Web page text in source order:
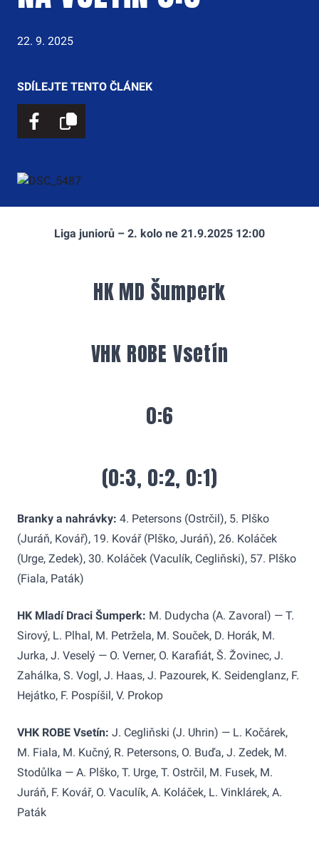
22. 9. 2025
SDÍLEJTE TENTO ČLÁNEK
Liga juniorů – 2. kolo ne 21.9.2025 12:00
HK MD Šumperk
VHK ROBE Vsetín
0:6
(0:3, 0:2, 0:1)
Branky a nahrávky: 4. Petersons (Ostrčil), 5. Plško
(Juráň, Kovář), 19. Kovář (Plško, Juráň), 26. Koláček
(Urge, Zedek), 30. Koláček (Vaculík, Cegliňski), 57. Plško
(Fiala, Paták)
HK Mladí Draci Šumperk: M. Dudycha (A. Zavoral) — T.
Sirový, L. Plhal, M. Petržela, M. Souček, D. Horák, M.
Jurka, J. Veselý — O. Verner, O. Karafiát, Š. Žovinec, J.
Zahálka, S. Vogl, J. Haas, J. Pazourek, K. Seidenglanz, F.
Hejátko, F. Pospíšil, V. Prokop
VHK ROBE Vsetín: J. Cegliňski (J. Uhrin) — L. Kočárek,
M. Fiala, M. Kučný, R. Petersons, O. Buďa, J. Zedek, M.
Stodůlka — A. Plško, T. Urge, T. Ostrčil, M. Fusek, M.
Juráň, F. Kovář, O. Vaculík, A. Koláček, L. Vinklárek, A.
Paták